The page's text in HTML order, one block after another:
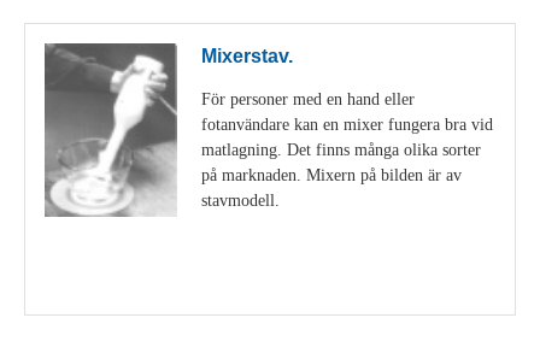
Mixerstav.
För personer med en hand eller
fotanvändare kan en mixer fungera bra vid
matlagning. Det finns många olika sorter
på marknaden. Mixern på bilden är av
stavmodell.